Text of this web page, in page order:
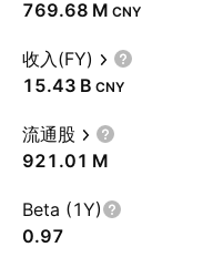
‪769.68 M‬ CNY
收入(FY)
‪15.43 B‬ CNY
流通股
‪921.01 M‬
Beta (1Y)
0.97